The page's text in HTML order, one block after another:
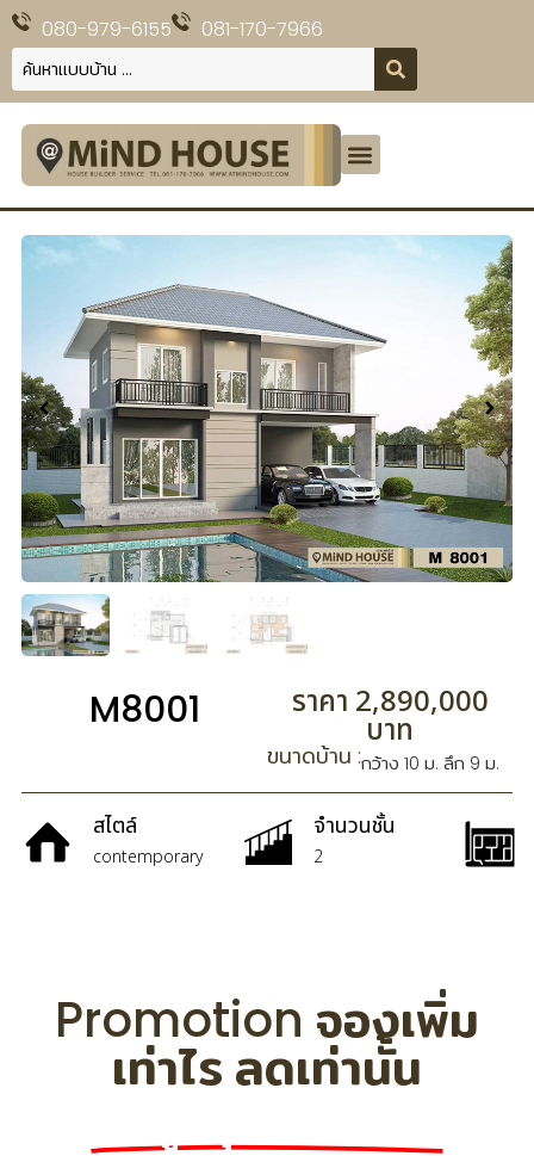
080-979-6155 081-170-7966
M8001 ราคา 2,890,000
บาท
ขนาดบ้าน :กว้าง 10 ม. ลึก 9 ม.
สไตล์
contemporary
จำนวนชั้น
2
Promotion จองเพิ่ม
เท่าไร ลดเท่านั้น